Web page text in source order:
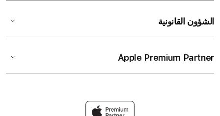
الشؤون القانونية
Apple Premium Partner